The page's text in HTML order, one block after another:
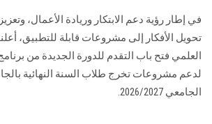
في إطار رؤية دعم الابتكار وريادة الأعمال،
تحويل الأفكار إلى مشروعات قابلة للتطبيق،
العلمي فتح باب التقدم للدورة الجديدة من
لدعم مشروعات تخرج طلاب السنة النهائية
الجامعي 2026/2027.